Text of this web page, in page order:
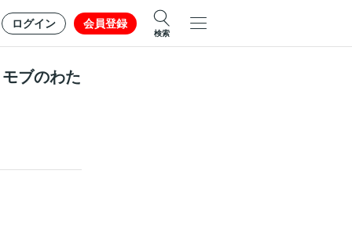
ログイン 会員登録
検索
ブのわた